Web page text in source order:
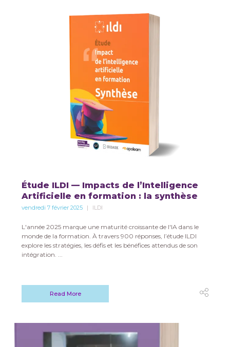
Étude ILDI — Impacts de l’Intelligence
Artificielle en formation : la synthèse
vendredi 7 février 2025 ILDI
L'année 2025 marque une maturité croissante de l'IA dans le
monde de la formation. À travers 900 réponses, l’étude ILDI
explore les stratégies, les défis et les bénéfices attendus de son
intégration. ...
Read More